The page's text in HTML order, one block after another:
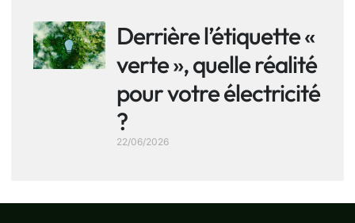
Derrière l’étiquette «
verte », quelle réalité
pour votre électricité
?
22/06/2026